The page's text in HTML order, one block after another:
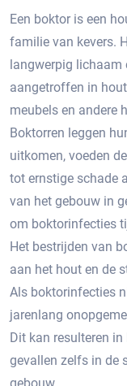
Een boktor is een
familie van kevers.​
langwerpig lichaam
aangetroffen in
meubels en andere
Boktorren leggen
uitkomen, voeden
tot ernstige schade
van het gebouw in
om boktorinfecties
Het bestrijden van
aan het hout en de
Als boktorinfecties
jarenlang
Dit kan resulteren
gevallen zelfs in de